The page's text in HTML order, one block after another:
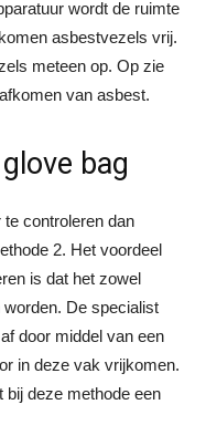
wordt de ruimte
asbestvezels vrij.
meteen op. Op zie
van asbest.
bag
controleren dan
2. Het voordeel
is dat het zowel
De specialist
door middel van een
in deze vak vrijkomen.
bij deze methode een